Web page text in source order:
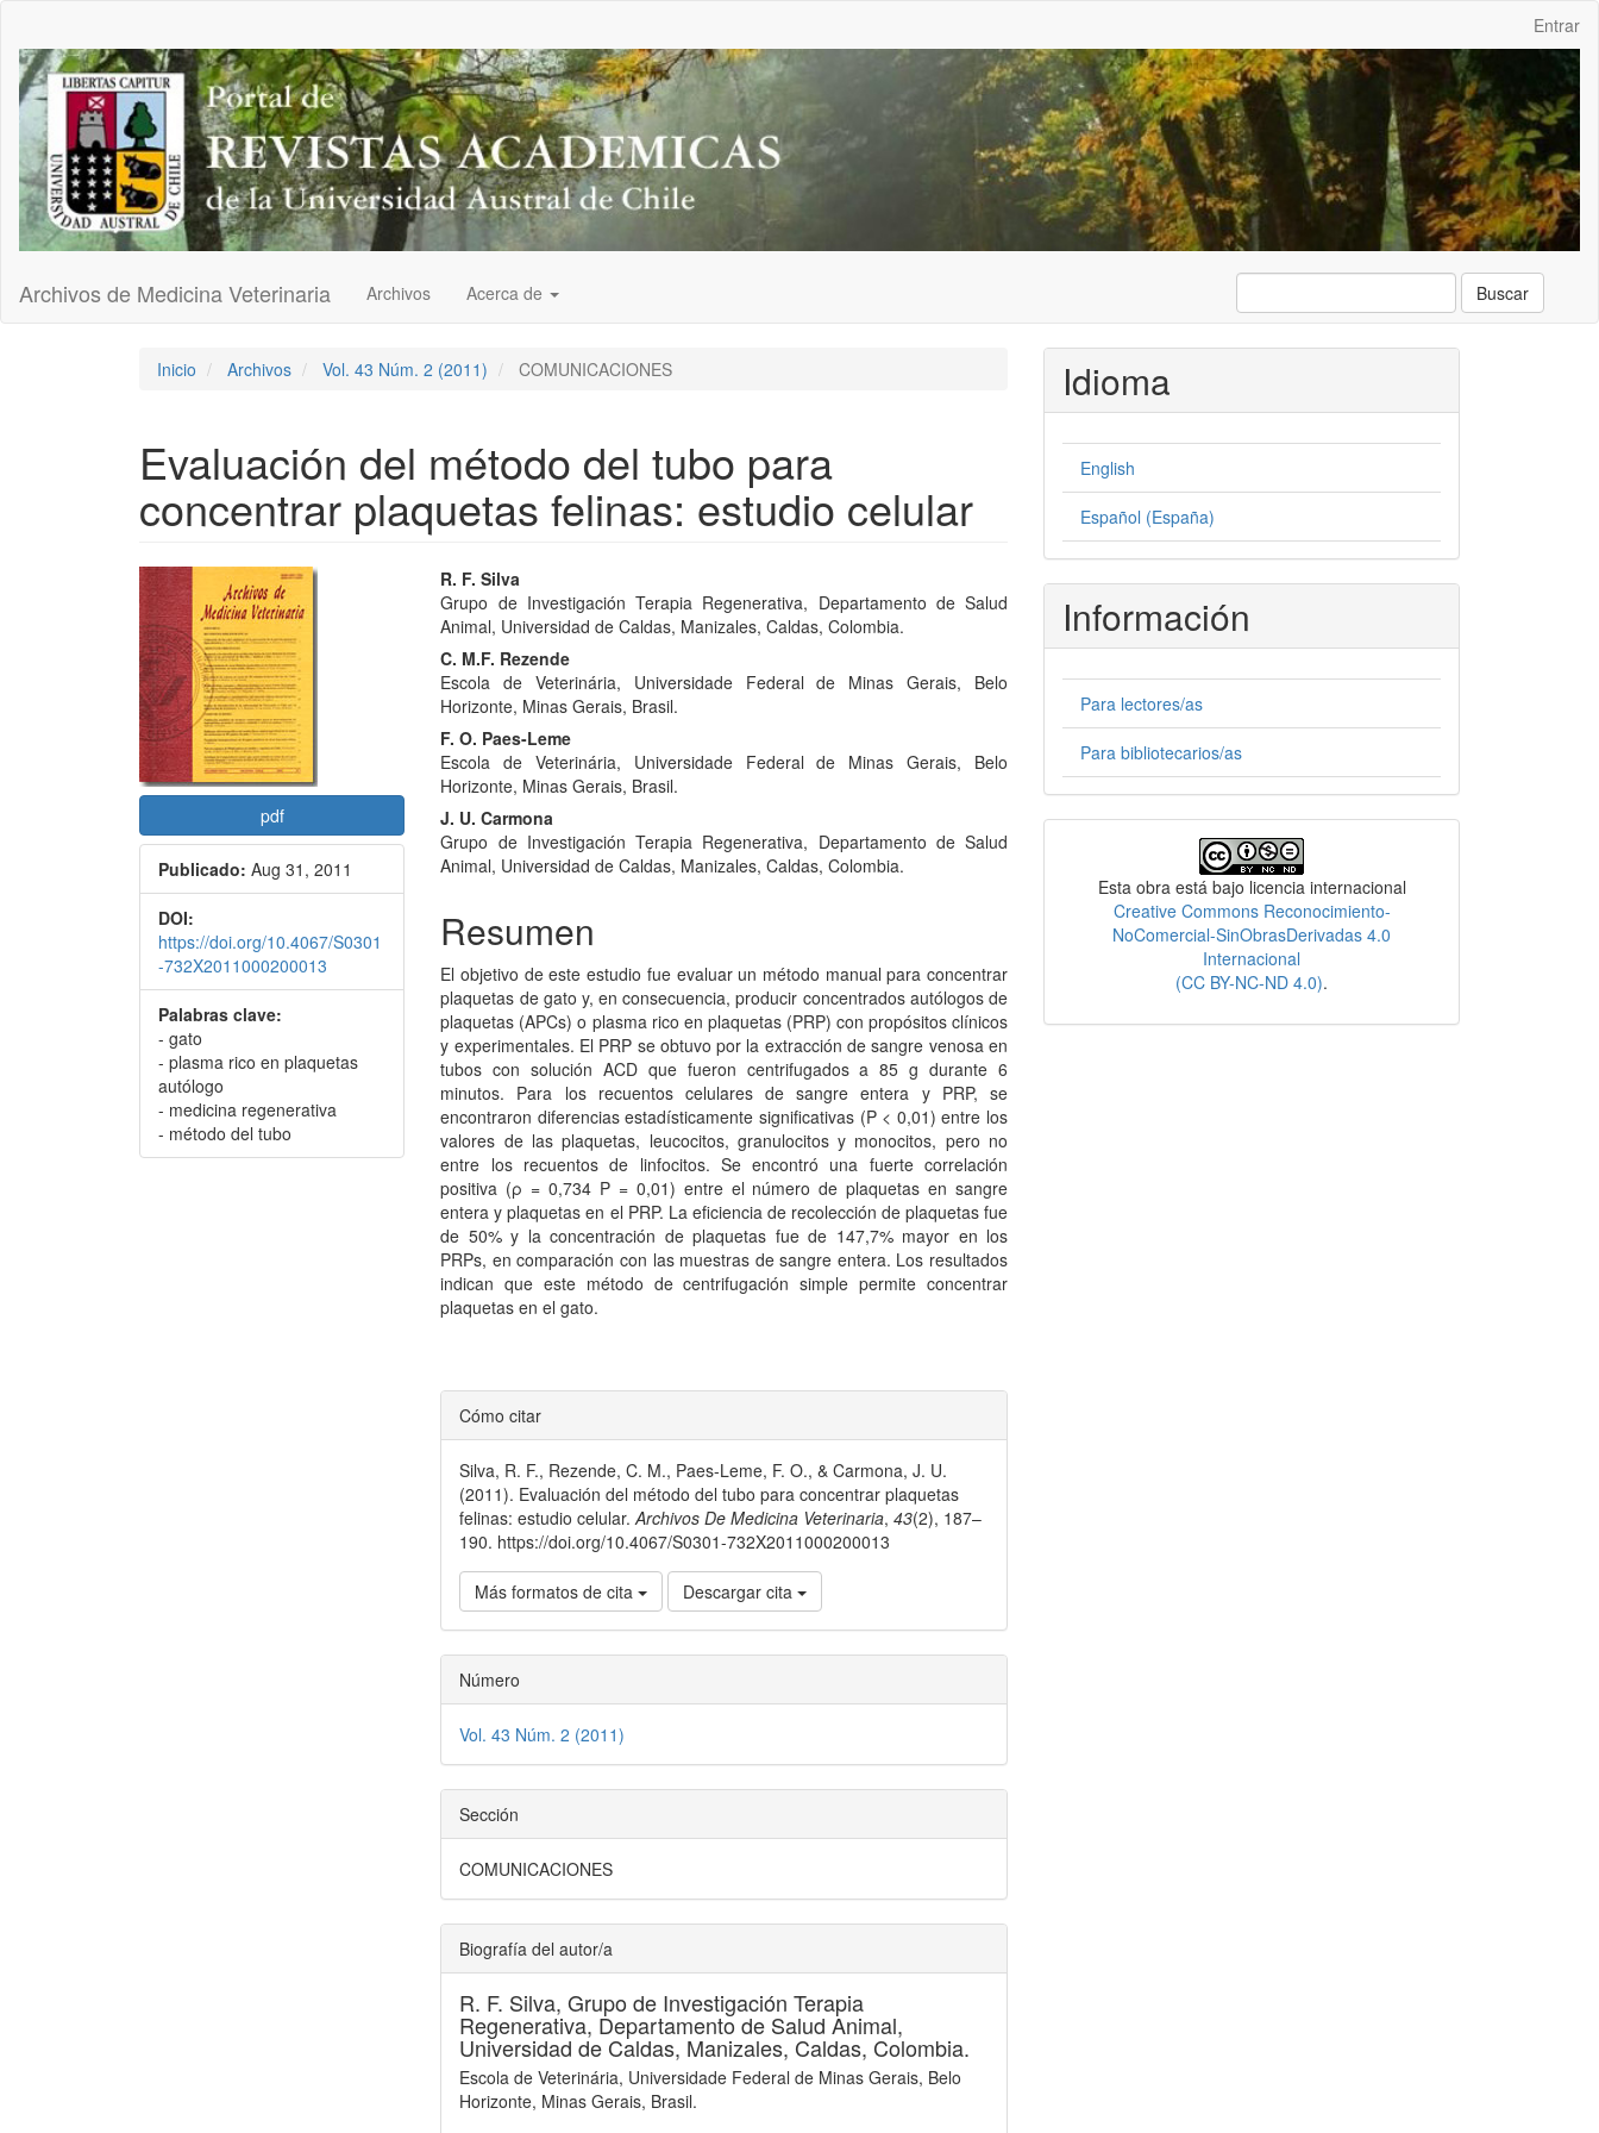
Contenido
principal
Barra
lateral
Entrar
Archivos de Medicina Veterinaria Archivos Acerca de Buscar
Inicio Archivos Vol. 43 Núm. 2 (2011) COMUNICACIONES
Evaluación del método del tubo para
concentrar plaquetas felinas: estudio celular
Barra
lateral
del
artículo
pdf
Publicado: Aug 31, 2011
DOI:
https://doi.org/10.4067/S0301
-732X2011000200013
Palabras clave:
- gato
- plasma rico en plaquetas
autólogo
- medicina regenerativa
- método del tubo
Contenido
principal
del
artículo
R. F. Silva
Grupo de Investigación Terapia Regenerativa, Departamento de Salud
Animal, Universidad de Caldas, Manizales, Caldas, Colombia.
C. M.F. Rezende
Escola de Veterinária, Universidade Federal de Minas Gerais, Belo
Horizonte, Minas Gerais, Brasil.
F. O. Paes-Leme
Escola de Veterinária, Universidade Federal de Minas Gerais, Belo
Horizonte, Minas Gerais, Brasil.
J. U. Carmona
Grupo de Investigación Terapia Regenerativa, Departamento de Salud
Animal, Universidad de Caldas, Manizales, Caldas, Colombia.
Resumen
El objetivo de este estudio fue evaluar un método manual para concentrar
plaquetas de gato y, en consecuencia, producir concentrados autólogos de
plaquetas (APCs) o plasma rico en plaquetas (PRP) con propósitos clínicos
y experimentales. El PRP se obtuvo por la extracción de sangre venosa en
tubos con solución ACD que fueron centrifugados a 85 g durante 6
minutos. Para los recuentos celulares de sangre entera y PRP, se
encontraron diferencias estadísticamente significativas (P < 0,01) entre los
valores de las plaquetas, leucocitos, granulocitos y monocitos, pero no
entre los recuentos de linfocitos. Se encontró una fuerte correlación
positiva (ρ = 0,734 P = 0,01) entre el número de plaquetas en sangre
entera y plaquetas en el PRP. La eficiencia de recolección de plaquetas fue
de 50% y la concentración de plaquetas fue de 147,7% mayor en los
PRPs, en comparación con las muestras de sangre entera. Los resultados
indican que este método de centrifugación simple permite concentrar
plaquetas en el gato.
Detalles
del
artículo
Cómo citar
Silva, R. F., Rezende, C. M., Paes-Leme, F. O., & Carmona, J. U.
(2011). Evaluación del método del tubo para concentrar plaquetas
felinas: estudio celular.Archivos De Medicina Veterinaria,43(2), 187–
190. https://doi.org/10.4067/S0301-732X2011000200013
Más formatos de cita Descargar cita
Número
Vol. 43 Núm. 2 (2011)
Sección
COMUNICACIONES
Biografía del autor/a
R. F. Silva,Grupo de Investigación Terapia
Regenerativa, Departamento de Salud Animal,
Universidad de Caldas, Manizales, Caldas, Colombia.
Escola de Veterinária, Universidade Federal de Minas Gerais, Belo
Horizonte, Minas Gerais, Brasil.
Idioma
English
Español (España)
Información
Para lectores/as
Para bibliotecarios/as
Esta obra está bajo licencia internacional
Creative Commons Reconocimiento-
NoComercial-SinObrasDerivadas 4.0
Internacional
(CC BY-NC-ND 4.0).